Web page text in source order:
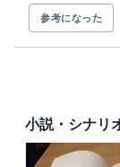
参考になった
小説・シナリ